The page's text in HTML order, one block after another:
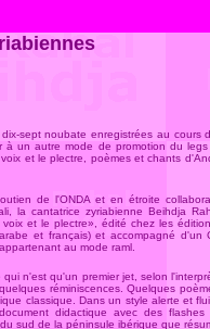
dix-sept noubate enregistrées au cours
à un autre mode de promotion du
et le plectre, poèmes et chants
de l'ONDA et en étroite
la cantatrice zyriabienne Beihdja
voix et le plectre», édité chez les
et français) et accompagné
au mode raml.
qui n'est qu'un premier jet, selon
réminiscences. Quelques
classique. Dans un style alerte et
didactique avec des
sud de la péninsule ibérique que